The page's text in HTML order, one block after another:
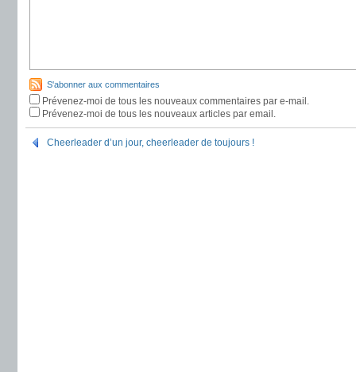
S'abonner aux commentaires
Prévenez-moi de tous les nouveaux commentaires par e-mail.
Prévenez-moi de tous les nouveaux articles par email.
Cheerleader d’un jour, cheerleader de toujours !